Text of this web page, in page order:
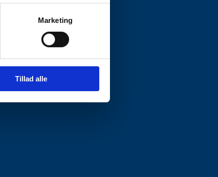
Marketing
Tillad alle